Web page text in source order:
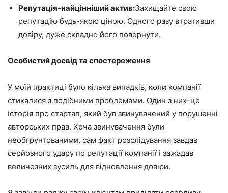
Репутація-найцінніший актив:Захищайте свою
репутацію будь-якою ціною. Одного разу втративши
довіру, дуже складно його повернути.
Особистий досвід та спостереження
У моїй практиці було кілька випадків, коли компанії
стикалися з подібними проблемами. Один з них-це
історія про стартап, який був звинувачений у порушенні
авторських прав. Хоча звинувачення були
необгрунтованими, сам факт розслідування завдав
серйозного удару по репутації компанії і зажадав
величезних зусиль для відновлення довіри.